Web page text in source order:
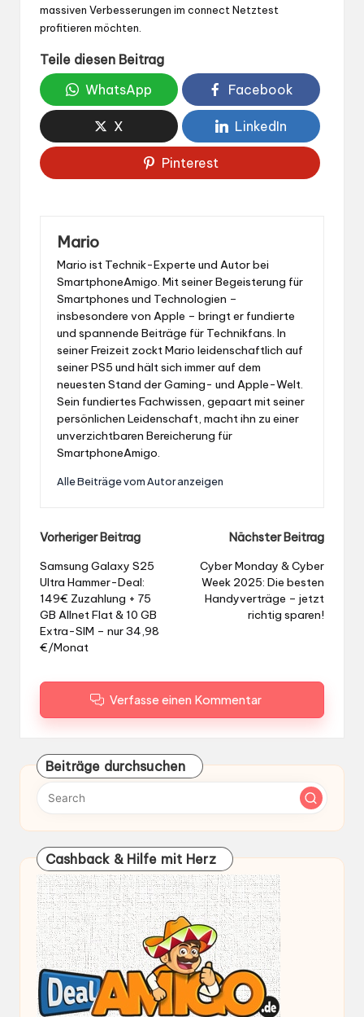
massiven Verbesserungen im connect Netztest
profitieren möchten.
Teile diesen Beitrag
WhatsApp
Facebook
X LinkedIn
Pinterest
Mario
Mario ist Technik-Experte und Autor bei
SmartphoneAmigo. Mit seiner Begeisterung für
Smartphones und Technologien –
insbesondere von Apple – bringt er fundierte
und spannende Beiträge für Technikfans. In
seiner Freizeit zockt Mario leidenschaftlich auf
seiner PS5 und hält sich immer auf dem
neuesten Stand der Gaming- und Apple-Welt.
Sein fundiertes Fachwissen, gepaart mit seiner
persönlichen Leidenschaft, macht ihn zu einer
unverzichtbaren Bereicherung für
SmartphoneAmigo.
Alle Beiträge vom Autor anzeigen
Post
navigation
Vorheriger Beitrag
Samsung Galaxy S25
Ultra Hammer-Deal:
149€ Zuzahlung + 75
GB Allnet Flat & 10 GB
Extra-SIM – nur 34,98
€/Monat
Nächster Beitrag
Cyber Monday & Cyber
Week 2025: Die besten
Handyverträge – jetzt
richtig sparen!
Verfasse einen Kommentar
Beiträge durchsuchen
Cashback & Hilfe mit Herz